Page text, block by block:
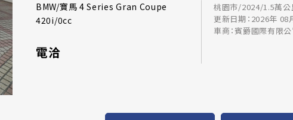
BMW/寶馬 4 Series Gran Coupe
420i/0cc
電洽
桃園市/2024/1.5萬公
更新日期：2026年 08
車商：賓爵國際有限